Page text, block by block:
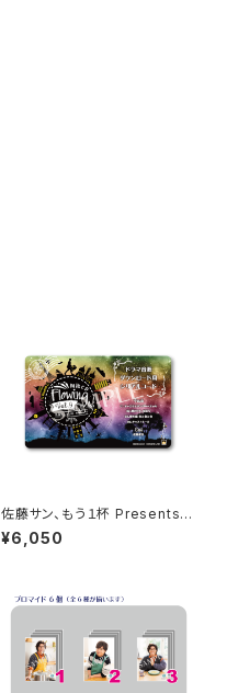
佐藤サン、もう１杯 Presents
朗読CD Flowing Vol.9 ドラマ
音源ダウンロード用シリアルコ
¥6,050